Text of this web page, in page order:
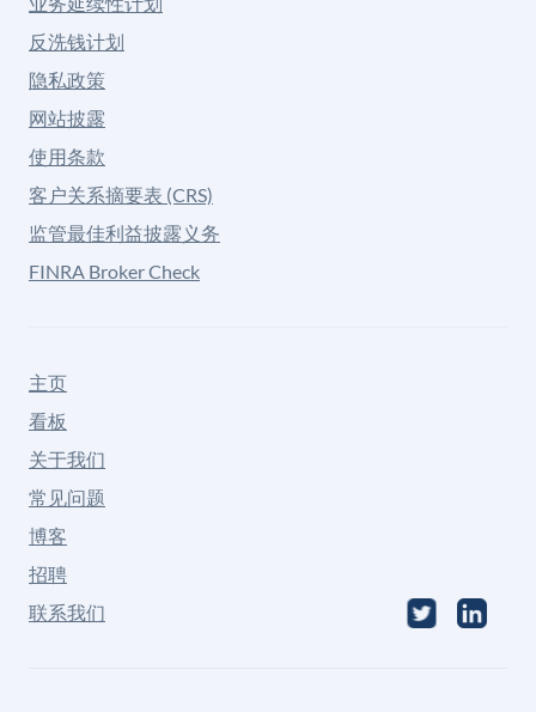
反洗钱计划
隐私政策
网站披露
使用条款
客户关系摘要表 (CRS)
监管最佳利益披露义务
FINRA Broker Check
主页
看板
关于我们
常见问题
博客
招聘
联系我们